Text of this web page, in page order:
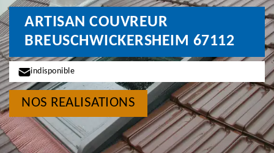
ARTISAN COUVREUR
BREUSCHWICKERSHEIM 67112
indisponible
NOS REALISATIONS